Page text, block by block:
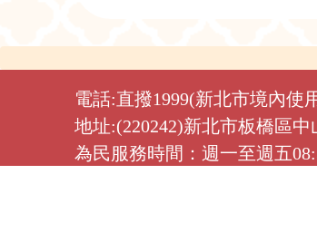
電話:直撥1999(新北市境內使
地址:(220242)新北市板橋區
為民服務時間：週一至週五